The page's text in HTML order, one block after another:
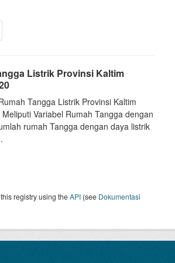
Listrik Provinsi Kaltim
Tangga Listrik Provinsi Kaltim
Variabel Rumah Tangga dengan
rumah Tangga dengan daya listrik
registry using theAPI (see Dokumentasi